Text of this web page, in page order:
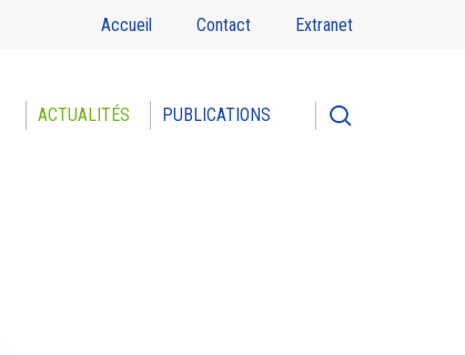
Accueil Contact Extranet
ACTUALITÉS PUBLICATIONS